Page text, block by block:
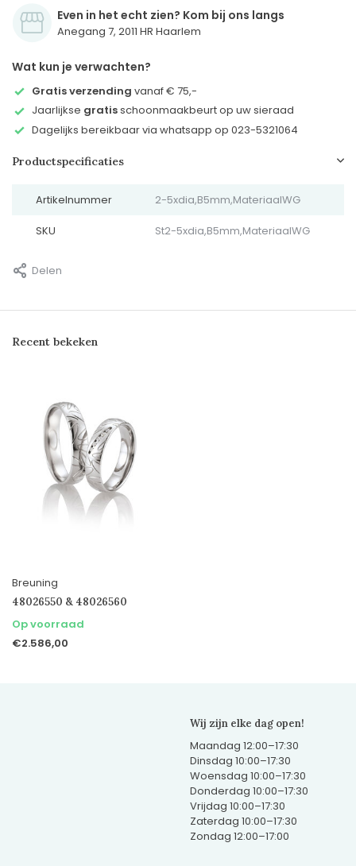
Even in het echt zien? Kom bij ons langs
Anegang 7, 2011 HR Haarlem
Wat kun je verwachten?
Gratis verzending vanaf € 75,-
Jaarlijkse gratisschoonmaakbeurt op uw sieraad
Dagelijks bereikbaar via whatsapp op 023-5321064
Productspecificaties
Artikelnummer 2-5xdia,B5mm,MateriaalWG
SKU St2-5xdia,B5mm,MateriaalWG
Delen
Recent bekeken
Breuning
48026550 & 48026560
Op voorraad
€2.586,00
Wij zijn elke dag open!
Maandag 12:00–17:30
Dinsdag 10:00–17:30
Woensdag 10:00–17:30
Donderdag 10:00–17:30
Vrijdag 10:00–17:30
Zaterdag 10:00–17:30
Zondag 12:00–17:00